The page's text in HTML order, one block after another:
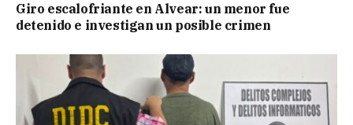
Giro escalofriante en Alvear: un menor fue
detenido e investigan un posible crimen